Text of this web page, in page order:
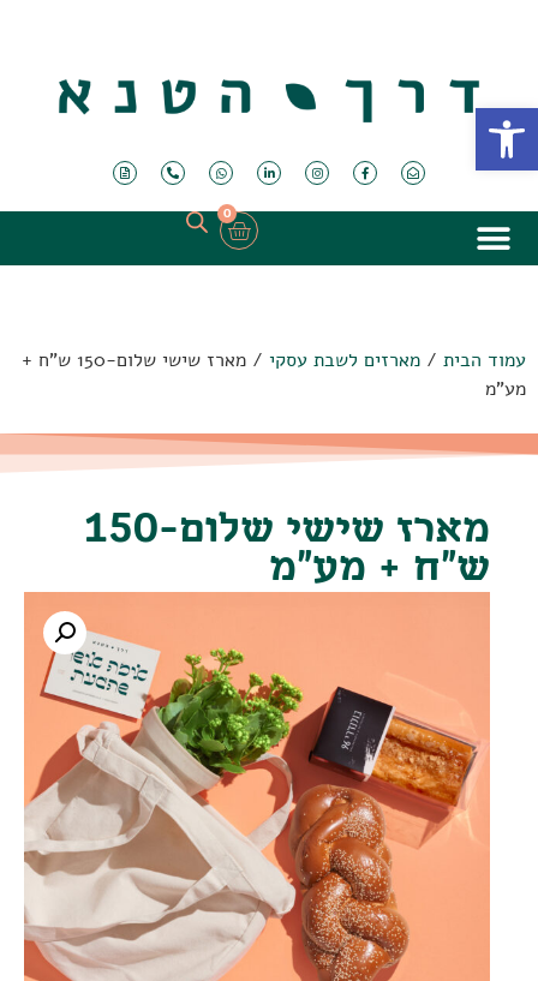
פתח סרגל נגישות
0
עמוד הבית / מארזים לשבת עסקי
/ מארז שישי שלום-150 ש"ח +
מע"מ
מארז שישי שלום-150
ש"ח + מע"מ